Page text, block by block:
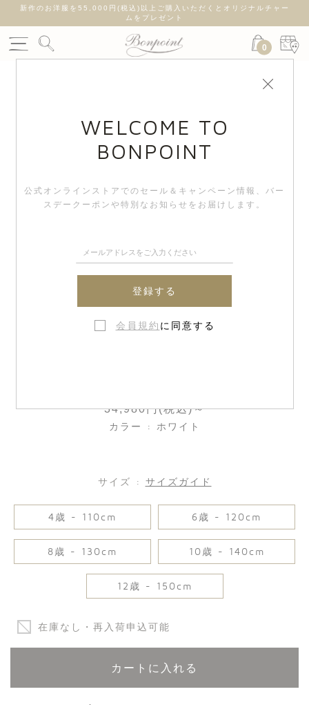
新作のお洋服を55,000円(税込)以上ご購入いただくとオリジナルチャー
ムをプレゼント
0
34,980円(税込)～
カラー : ホワイト
サイズ : サイズガイド
4歳 - 110cm 6歳 - 120cm
8歳 - 130cm 10歳 - 140cm
12歳 - 150cm
在庫なし・再入荷申込可能
カートに入れる
WELCOME TO
BONPOINT
公式オンラインストアでのセール＆キャンペーン情報、 バー
スデークーポンや特別なお知らせをお届けします。
登録する
会員規約 に同意する